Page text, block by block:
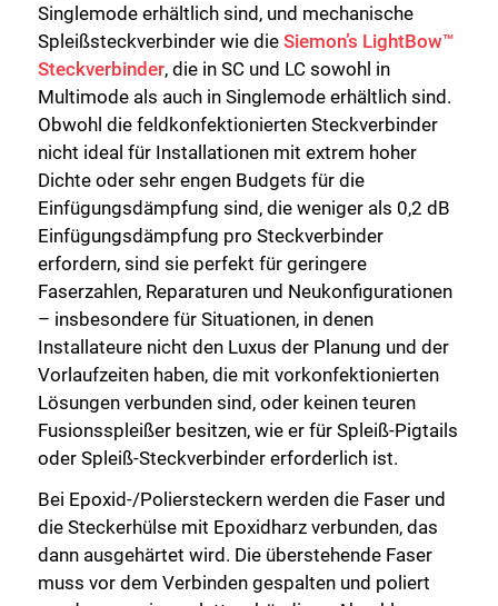
Singlemode erhältlich sind, und mechanische
Spleißsteckverbinder wie die Siemon’s LightBow™
Steckverbinder, die in SC und LC sowohl in
Multimode als auch in Singlemode erhältlich sind.
Obwohl die feldkonfektionierten Steckverbinder
nicht ideal für Installationen mit extrem hoher
Dichte oder sehr engen Budgets für die
Einfügungsdämpfung sind, die weniger als 0,2 dB
Einfügungsdämpfung pro Steckverbinder
erfordern, sind sie perfekt für geringere
Faserzahlen, Reparaturen und Neukonfigurationen
– insbesondere für Situationen, in denen
Installateure nicht den Luxus der Planung und der
Vorlaufzeiten haben, die mit vorkonfektionierten
Lösungen verbunden sind, oder keinen teuren
Fusionsspleißer besitzen, wie er für Spleiß-Pigtails
oder Spleiß-Steckverbinder erforderlich ist.
Bei Epoxid-/Poliersteckern werden die Faser und
die Steckerhülse mit Epoxidharz verbunden, das
dann ausgehärtet wird. Die überstehende Faser
muss vor dem Verbinden gespalten und poliert